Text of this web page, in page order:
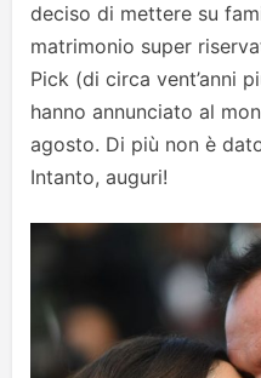
deciso di mettere su
matrimonio super
Pick (di circa vent’anni
hanno annunciato al
agosto. Di più non è
Intanto, auguri!